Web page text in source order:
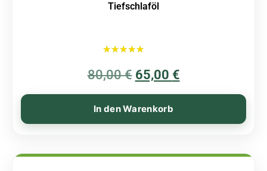
Tiefschlaföl
5.00
von 5
80,00€ 65,00 €
In den Warenkorb